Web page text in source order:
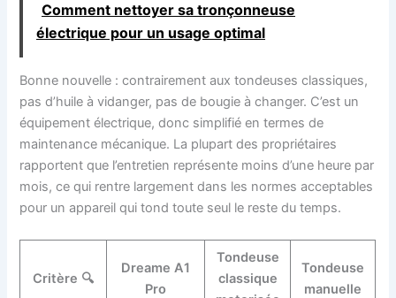
Comment nettoyer sa tronçonneuse
électrique pour un usage optimal
Bonne nouvelle : contrairement aux tondeuses classiques,
pas d’huile à vidanger, pas de bougie à changer. C’est un
équipement électrique, donc simplifié en termes de
maintenance mécanique. La plupart des propriétaires
rapportent que l’entretien représente moins d’une heure par
mois, ce qui rentre largement dans les normes acceptables
pour un appareil qui tond toute seul le reste du temps.
Critère 🔍
Dreame A1
Pro
Tondeuse
classique
Tondeuse
manuelle